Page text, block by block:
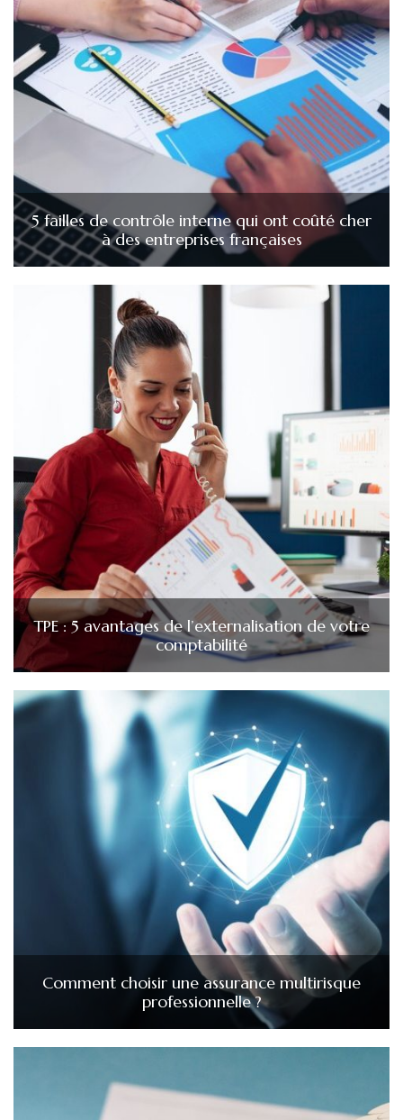
5 failles de contrôle interne qui ont coûté cher
à des entreprises françaises
TPE : 5 avantages de l’externalisation de votre
comptabilité
Comment choisir une assurance multirisque
professionnelle ?